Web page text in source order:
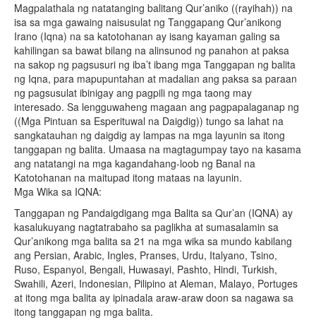
Magpalathala ng natatanging balitang Qur’aniko ((rayihah)) na
isa sa mga gawaing naisusulat ng Tanggapang Qur’anikong
Irano (Iqna) na sa katotohanan ay isang kayaman galing sa
kahilingan sa bawat bilang na alinsunod ng panahon at paksa
na sakop ng pagsusuri ng iba’t ibang mga Tanggapan ng balita
ng Iqna, para mapupuntahan at madalian ang paksa sa paraan
ng pagsusulat ibinigay ang pagpili ng mga taong may
interesado. Sa lengguwaheng magaan ang pagpapalaganap ng
((Mga Pintuan sa Esperituwal na Daigdig)) tungo sa lahat na
sangkatauhan ng daigdig ay lampas na mga layunin sa itong
tanggapan ng balita. Umaasa na magtagumpay tayo na kasama
ang natatangi na mga kagandahang-loob ng Banal na
Katotohanan na maitupad itong mataas na layunin.
Mga Wika sa IQNA:
Tanggapan ng Pandaigdigang mga Balita sa Qur’an (IQNA) ay
kasalukuyang nagtatrabaho sa paglikha at sumasalamin sa
Qur’anikong mga balita sa 21 na mga wika sa mundo kabilang
ang Persian, Arabic, Ingles, Pranses, Urdu, Italyano, Tsino,
Ruso, Espanyol, Bengali, Huwasayi, Pashto, Hindi, Turkish,
Swahili, Azeri, Indonesian, Pilipino at Aleman, Malayo, Portuges
at itong mga balita ay ipinadala araw-araw doon sa nagawa sa
itong tanggapan ng mga balita.